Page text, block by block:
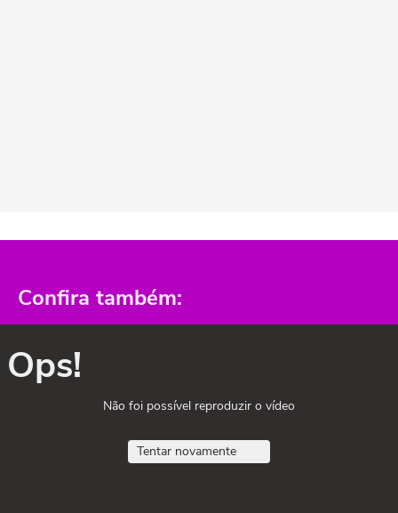
Confira também:
Ops!
Não foi possível reproduzir o vídeo
Tentar novamente